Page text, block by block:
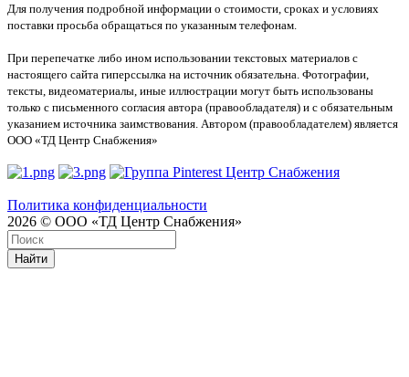
Для получения подробной информации о стоимости, сроках и условиях
поставки просьба обращаться по указанным телефонам.
При перепечатке либо ином использовании текстовых материалов с
настоящего сайта гиперссылка на источник обязательна. Фотографии,
тексты, видеоматериалы, иные иллюстрации могут быть использованы
только с письменного согласия автора (правообладателя) и с обязательным
указанием источника заимствования. Автором (правообладателем) является
ООО «ТД Центр Снабжения»
Политика конфиденциальности
2026 © ООО «ТД Центр Снабжения»
Найти